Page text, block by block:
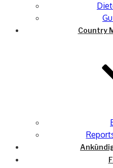
Country